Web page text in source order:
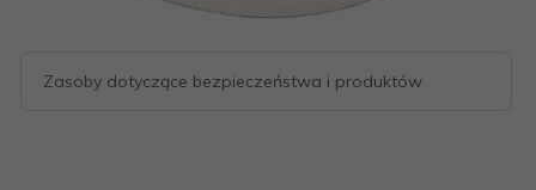
Zasoby dotyczące bezpieczeństwa i produktów